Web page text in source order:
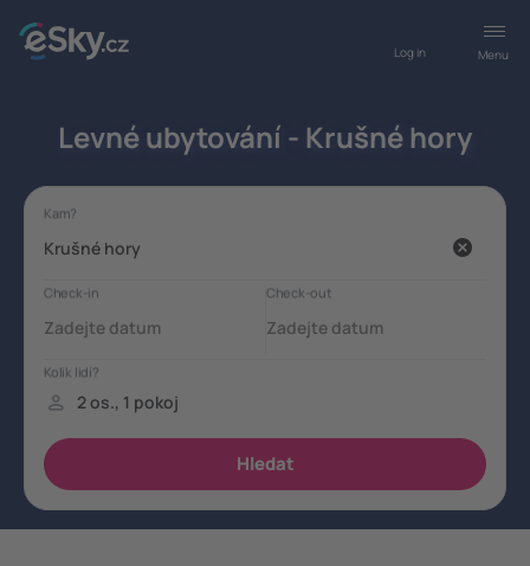
Menu
Log in
Levné ubytování - Krušné hory